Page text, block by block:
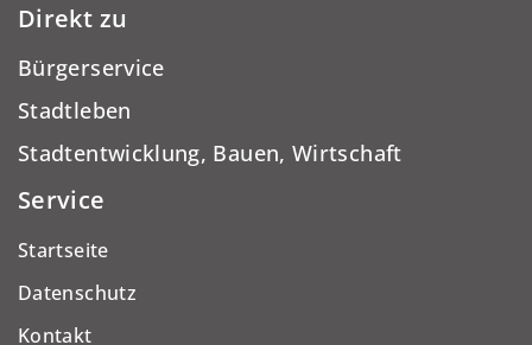
Direkt zu
Bürgerservice
Stadtleben
Stadtentwicklung, Bauen, Wirtschaft
Service
Startseite
Datenschutz
Kontakt